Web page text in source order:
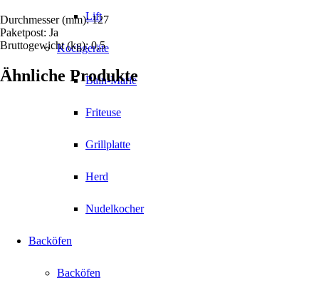
Lift
Kochgeräte
Bain-Marie
Friteuse
Grillplatte
Herd
Nudelkocher
Backöfen
Backöfen
Durchmesser (mm): 127
Paketpost: Ja
Bruttogewicht (kg): 0,5
Ähnliche Produkte